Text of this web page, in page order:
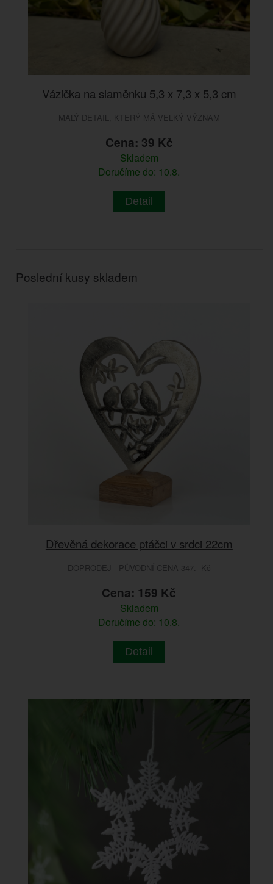
Vázička na slaměnku 5,3 x 7,3 x 5,3 cm
MALÝ DETAIL, KTERÝ MÁ VELKÝ VÝZNAM
Cena: 39 Kč
Skladem
Doručíme do: 10.8.
Detail
Poslední kusy skladem
Dřevěná dekorace ptáčci v srdci 22cm
DOPRODEJ - PŮVODNÍ CENA 347.- Kč
Cena: 159 Kč
Skladem
Doručíme do: 10.8.
Detail